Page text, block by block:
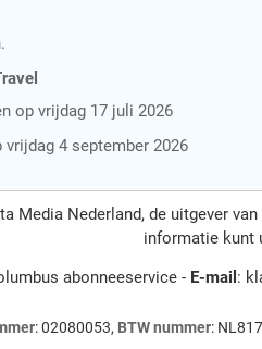
op vrijdag 17 juli 2026
4 september 2026
Media Nederland, de uitgever
informatie kunt
abonneeservice - E-mail :
: 02080053, BTW nummer: